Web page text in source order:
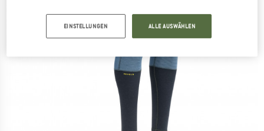
EINSTELLUNGEN ALLE AUSWÄHLEN